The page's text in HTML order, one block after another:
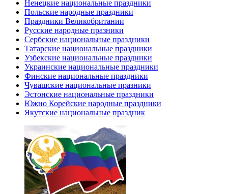
Ненецкие национальные праздники
Польские народные праздники
Праздники Великобритании
Русские народные празники
Сербские национальные праздники
Татарские национальные праздники
Узбекские национальные праздники
Украинские национальные праздники
Финские национальные праздники
Чувашские национальные празники
Эстонские национальные праздники
Южно Корейские народные праздники
Якутские национальные праздник